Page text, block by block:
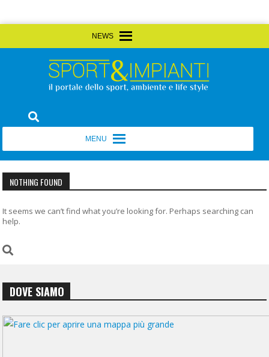
to
Sport&Impianti
NOTHING FOUND
It seems we can’t find what you’re looking for. Perhaps searching can
help.
DOVE SIAMO